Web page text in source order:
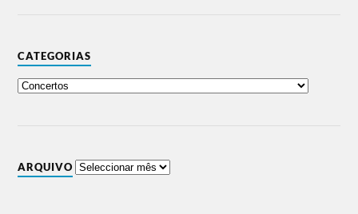
CATEGORIAS
ARQUIVO